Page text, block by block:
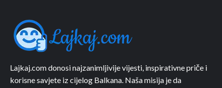
Lajkaj.com donosi najzanimljivije vijesti, inspirativne priče i
korisne savjete iz cijelog Balkana. Naša misija je da